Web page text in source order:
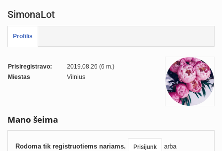
SimonaLot
Profilis
Prisiregistravo:
2019.08.26 (6 m.)
Miestas
Vilnius
Mano šeima
Rodoma tik registruotiems nariams. Prisijunk arba